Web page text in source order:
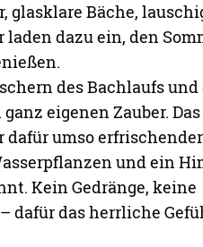
Bäche,
dazu ein, den
des Bachlaufs und
eigenen Zauber.
umso
und ein
Kein Gedränge, keine
dafür das herrliche